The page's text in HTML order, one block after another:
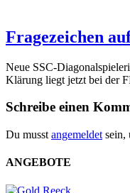
Fragezeichen
Neue SSC-
Klärung liegt jetzt bei der
Schreibe einen
Du musst angemeldet sein,
ANGEBOTE